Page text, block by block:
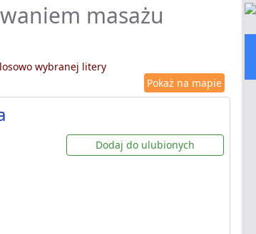
masażu
wybranej litery
Pokaż na mapie
Dodaj do ulubionych